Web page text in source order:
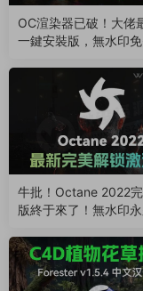
OC渲染器已破！大佬
一鍵安裝版，無水印
牛批！Octane 2022
版終于來了！無水印永